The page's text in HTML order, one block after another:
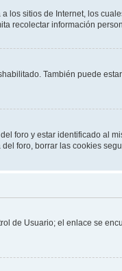
los sitios de Internet, los
recolectar información
También puede
foro y estar identificado al
foro, borrar las cookies
de Usuario; el enlace se